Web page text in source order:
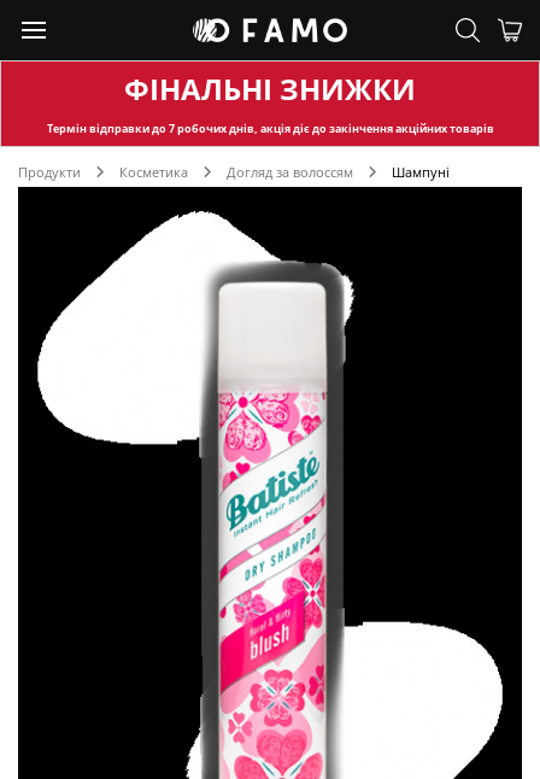
ФІНАЛЬНІ ЗНИЖКИ
Термін відправкидо 7 робочих днів, акція діє до закінчення акційних товарів
Продукти Косметика Догляд за волоссям Шампуні